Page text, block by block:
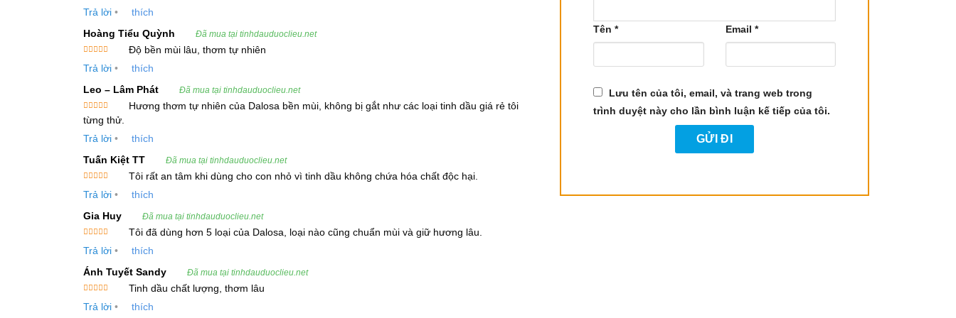
Màu sắc: Vàng nhạt
Mùi vị: Mùi đặc trưng dễ chịu
Tỷ trọng (20ºC) : Theo tiêu chuẩn nhà cung cấp
Chỉ số khúc xạ (20ºC)
Thành phần hóa học chính: Alpha-pinen, alpha-thujone, beta-thujone, camphene, camphor, fenchone, terpineol, delta sabinene.
Xuất xứ : Việt Nam, Ấn Độ
3. Công Dụng Và Lợi Ích của Tinh Dầu Nhai Bách – Thuja Essential Oil
Tinh Dầu Thuja không chỉ nổi bật với mùi thơm dễ chịu mà còn mang lại nhiều lợi ích cho sức khỏe. Dưới đây là những công dụng đáng chú ý:
3.1 Giảm Bệnh Thấp Khớp
Tinh dầu Thuja có đặc tính lợi tiểu mạnh mẽ, giúp loại bỏ các chất độc hại, axit uric và nước dư thừa trong cơ thể. Điều này làm giảm tình trạng sưng viêm ở
khớp và cải thiện tình trạng thấp khớp, viêm khớp hoặc bệnh gút.
3.2 Làm Se Khít Lỗ Chân Lông
Trả lời •
thích
Hoàng Tiểu Quỳnh
Đã mua tại tinhdauduoclieu.net
hạng
55
Độ bền mùi lâu, thơm tự nhiên
Trả lời •
thích
Leo – Lâm Phát
Đã mua tại tinhdauduoclieu.net
Được xếp
hạng5 5
Hương thơm tự nhiên của Dalosa bền mùi, không bị gắt như các loại tinh dầu giá rẻ tôi
từng thử.
Trả lời •
thích
Tuấn Kiệt TT
Đã mua tại tinhdauduoclieu.net
hạng
55
Tôi rất an tâm khi dùng cho con nhỏ vì tinh dầu không chứa hóa chất độc hại.
Trả lời •
thích
Gia Huy
Đã mua tại tinhdauduoclieu.net
hạng
55
Tôi đã dùng hơn 5 loại của Dalosa, loại nào cũng chuẩn mùi và giữ hương lâu.
Trả lời •
thích
Ánh Tuyết Sandy
Đã mua tại tinhdauduoclieu.net
hạng
55
Tinh dầu chất lượng, thơm lâu
Trả lời •
thích
Tên * Email *
Lưu tên của tôi, email, và trang web trong
trình duyệt này cho lần bình luận kế tiếp của tôi.